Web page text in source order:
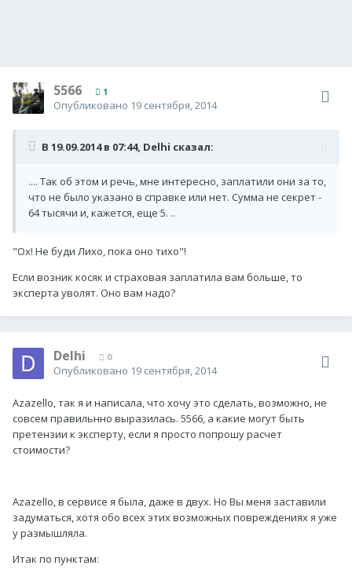
5566 1
Опубликовано 19 сентября, 2014
В 19.09.2014 в 07:44, Delhi сказал:
.... Так об этом и речь, мне интересно, заплатили они за то,
что не было указано в справке или нет. Сумма не секрет -
64 тысячи и, кажется, еще 5. ..
"Ох! Не буди Лихо, пока оно тихо"!
Если возник косяк и страховая заплатила вам больше, то
эксперта уволят. Оно вам надо?
Delhi 0
Опубликовано 19 сентября, 2014
Azazello, так я и написала, что хочу это сделать, возможно, не
совсем правильнно выразилась. 5566, а какие могут быть
претензии к эксперту, если я просто попрошу расчет
стоимости?
Azazello, в сервисе я была, даже в двух. Но Вы меня заставили
задуматься, хотя обо всех этих возможных повреждениях я уже
у размышляла.
Итак по пунктам: